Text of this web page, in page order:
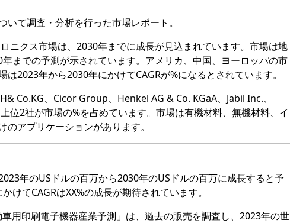
て調査・分析を行った市場レポート。
ニクス市場は、2030年までに成長が見込まれています。市場は地
までの予測が示されています。アメリカ、中国、ヨーロッパの市
2023年から2030年にかけてCAGRが%になるとされています。
Co.KG、Cicor Group、Henkel AG & Co. KGaA、Jabil Inc.、
位2社が市場の%を占めています。市場は有機材料、無機材料、イ
アプリケーションがあります。
年のUSドルの百万から2030年のUSドルの百万に成長すると予
てCAGRはXX%の成長が期待されています。
用印刷電子機器産業予測」は、過去の販売を調査し、2023年の世